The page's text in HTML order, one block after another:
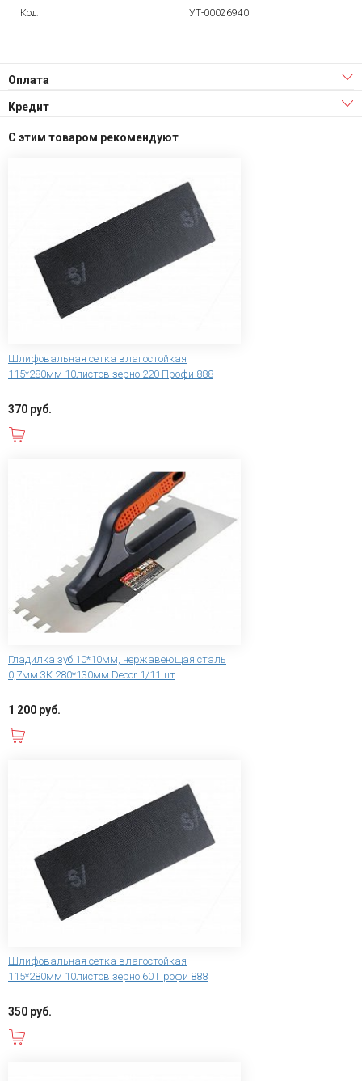
Код:
УТ-00026940
Оплата
Кредит
С этим товаром рекомендуют
Шлифовальная сетка влагостойкая
115*280мм 10листов зерно 220 Профи 888
370 руб.
Гладилка зуб 10*10мм, нержавеющая сталь
0,7мм 3К 280*130мм Decor 1/11шт
1 200 руб.
Шлифовальная сетка влагостойкая
115*280мм 10листов зерно 60 Профи 888
350 руб.